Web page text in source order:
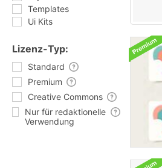
Templates
Ui Kits
Lizenz-Typ:
Standard
Premium
Creative Commons
Nur für redaktionelle
Verwendung